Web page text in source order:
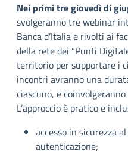
Nei primi tre giovedì di
svolgeranno tre webinar
Banca d’Italia e rivolti ai
della rete dei “Punti
territorio per supportare i
incontri avranno una
ciascuno, e
L’approccio è pratico e
accesso in sicurezza
autenticazione;